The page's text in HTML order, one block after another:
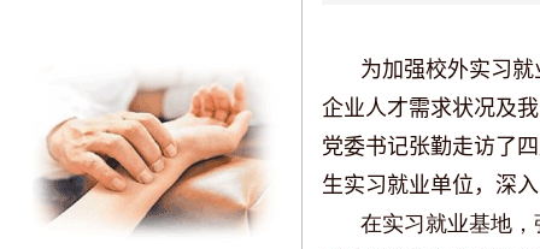
为加强校外实习
企业人才需求状况及
党委书记张勤走访了
生实习就业单位，深
在实习就业基地